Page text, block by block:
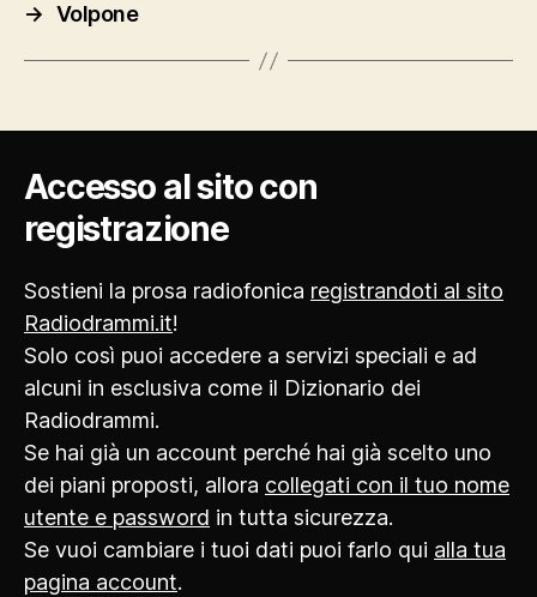
→ Volpone
Accesso al sito con
registrazione
Sostieni la prosa radiofonica registrandoti al sito
Radiodrammi.it!
Solo così puoi accedere a servizi speciali e ad
alcuni in esclusiva come il Dizionario dei
Radiodrammi.
Se hai già un account perché hai già scelto uno
dei piani proposti, allora collegati con il tuo nome
utente e password in tutta sicurezza.
Se vuoi cambiare i tuoi dati puoi farlo qui alla tua
pagina account.